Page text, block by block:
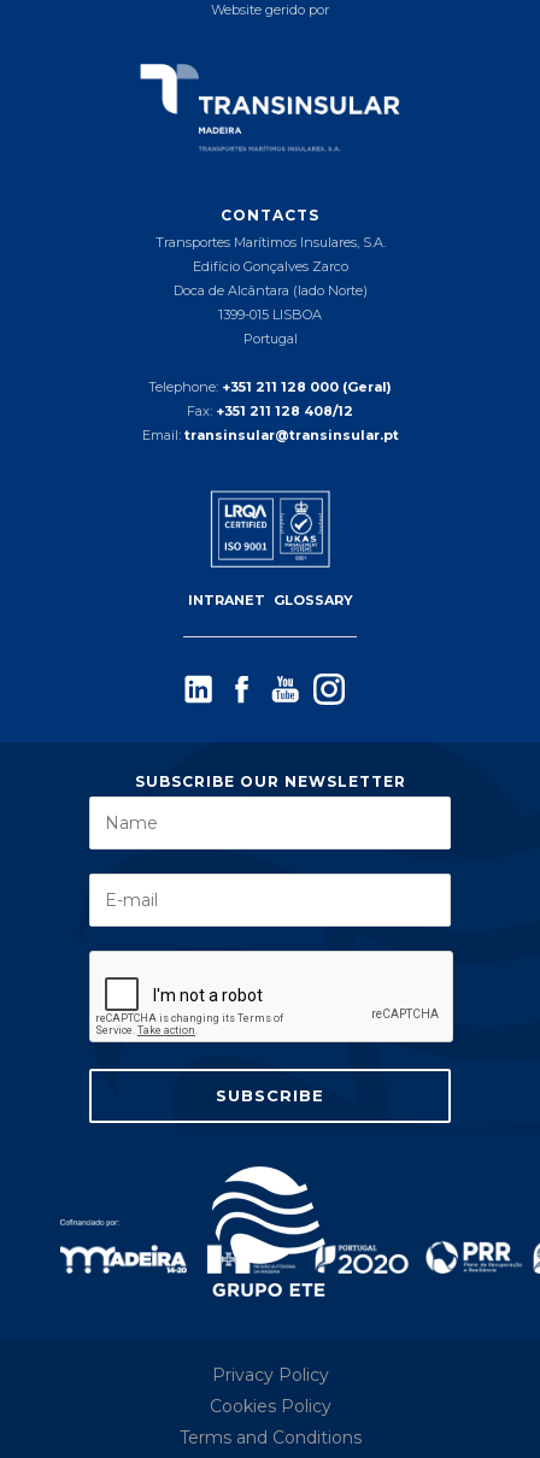
Website gerido por
CONTACTS
Transportes Marítimos Insulares, S.A.
Edifício Gonçalves Zarco
Doca de Alcântara (lado Norte)
1399-015 LISBOA
Portugal
Telephone: +351 211 128 000 (Geral)
Fax: +351 211 128 408/12
Email: transinsular@transinsular.pt
INTRANET GLOSSARY
SUBSCRIBE OUR NEWSLETTER
Privacy Policy
Cookies Policy
Terms and Conditions